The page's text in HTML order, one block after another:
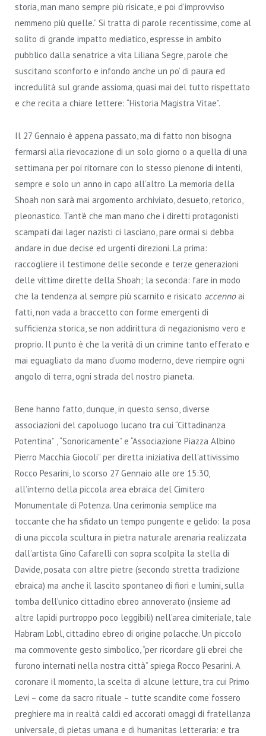
storia, man mano sempre più risicate, e poi d’improvviso
nemmeno più quelle.” Si tratta di parole recentissime, come al
solito di grande impatto mediatico, espresse in ambito
pubblico dalla senatrice a vita Liliana Segre, parole che
suscitano sconforto e infondo anche un po’ di paura ed
incredulità sul grande assioma, quasi mai del tutto rispettato
e che recita a chiare lettere: “Historia Magistra Vitae”.
Il 27 Gennaio è appena passato, ma di fatto non bisogna
fermarsi alla rievocazione di un solo giorno o a quella di una
settimana per poi ritornare con lo stesso pienone di intenti,
sempre e solo un anno in capo all’altro. La memoria della
Shoah non sarà mai argomento archiviato, desueto, retorico,
pleonastico. Tant’è che man mano che i diretti protagonisti
scampati dai lager nazisti ci lasciano, pare ormai si debba
andare in due decise ed urgenti direzioni. La prima:
raccogliere il testimone delle seconde e terze generazioni
delle vittime dirette della Shoah; la seconda: fare in modo
che la tendenza al sempre più scarnito e risicato accennoai
fatti, non vada a braccetto con forme emergenti di
sufficienza storica, se non addirittura di negazionismo vero e
proprio. Il punto è che la verità di un crimine tanto efferato e
mai eguagliato da mano d’uomo moderno, deve riempire ogni
angolo di terra, ogni strada del nostro pianeta.
Bene hanno fatto, dunque, in questo senso, diverse
associazioni del capoluogo lucano tra cui “Cittadinanza
Potentina” , “Sonoricamente” e “Associazione Piazza Albino
Pierro Macchia Giocoli” per diretta iniziativa dell’attivissimo
Rocco Pesarini, lo scorso 27 Gennaio alle ore 15:30,
all’interno della piccola area ebraica del Cimitero
Monumentale di Potenza. Una cerimonia semplice ma
toccante che ha sfidato un tempo pungente e gelido: la posa
di una piccola scultura in pietra naturale arenaria realizzata
dall’artista Gino Cafarelli con sopra scolpita la stella di
Davide, posata con altre pietre (secondo stretta tradizione
ebraica) ma anche il lascito spontaneo di fiori e lumini, sulla
tomba dell’unico cittadino ebreo annoverato (insieme ad
altre lapidi purtroppo poco leggibili) nell’area cimiteriale, tale
Habram Lobl, cittadino ebreo di origine polacche. Un piccolo
ma commovente gesto simbolico, “per ricordare gli ebrei che
furono internati nella nostra città” spiega Rocco Pesarini. A
coronare il momento, la scelta di alcune letture, tra cui Primo
Levi – come da sacro rituale – tutte scandite come fossero
preghiere ma in realtà caldi ed accorati omaggi di fratellanza
universale, di pietas umana e di humanitas letteraria: e tra